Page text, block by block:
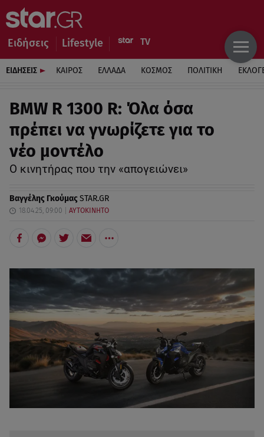
Ειδήσεις Lifestyle
ΕΙΔΗΣΕΙΣ ΚΑΙΡΟΣ ΕΛΛΑΔΑ ΚΟΣΜΟΣ ΠΟΛΙΤΙΚΗ
BMW R 1300 R: Όλα όσα
πρέπει να γνωρίζετε για το
νέο μοντέλο
Ο κινητήρας που την «απογειώνει»
Βαγγέλης ΓκούμαςSTAR.GR
18.04.25, 09:00 ΑΥΤΟΚΙΝΗΤΟ